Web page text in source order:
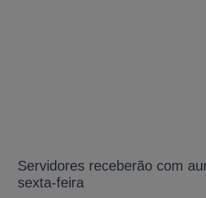
Servidores receberão com
sexta-feira